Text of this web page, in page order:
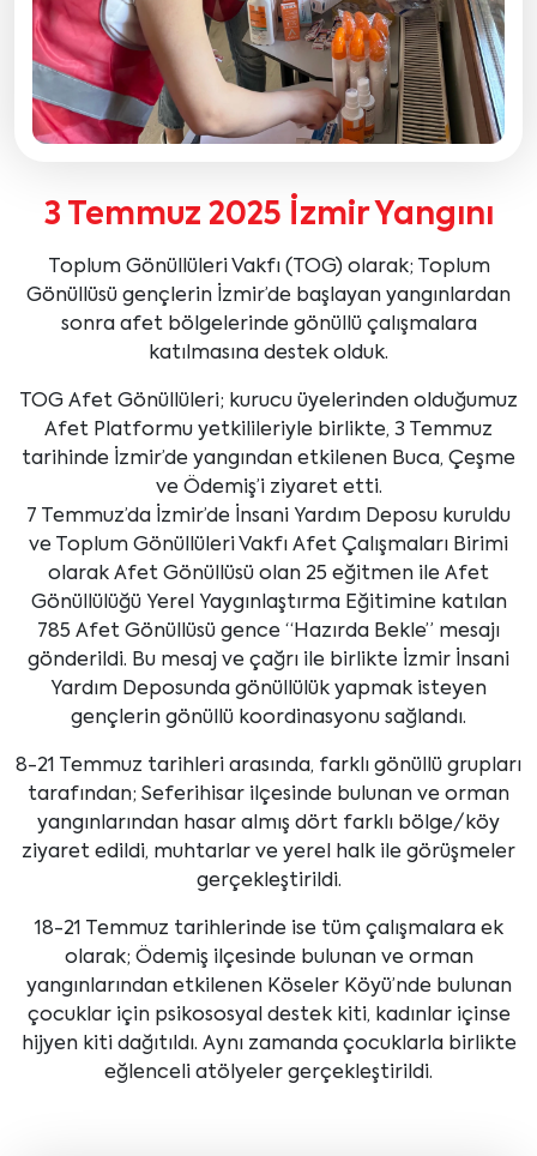
3 Temmuz 2025 İzmir Yangını
Toplum Gönüllüleri Vakfı (TOG) olarak; Toplum
Gönüllüsü gençlerin İzmir’de başlayan yangınlardan
sonra afet bölgelerinde gönüllü çalışmalara
katılmasına destek olduk.
TOG Afet Gönüllüleri; kurucu üyelerinden olduğumuz
Afet Platformu yetkilileriyle birlikte, 3 Temmuz
tarihinde İzmir’de yangından etkilenen Buca, Çeşme
ve Ödemiş’i ziyaret etti.
7 Temmuz’da İzmir’de İnsani Yardım Deposu kuruldu
ve Toplum Gönüllüleri Vakfı Afet Çalışmaları Birimi
olarak Afet Gönüllüsü olan 25 eğitmen ile Afet
Gönüllülüğü Yerel Yaygınlaştırma Eğitimine katılan
785 Afet Gönüllüsü gence “Hazırda Bekle” mesajı
gönderildi. Bu mesaj ve çağrı ile birlikte İzmir İnsani
Yardım Deposunda gönüllülük yapmak isteyen
gençlerin gönüllü koordinasyonu sağlandı.
8-21 Temmuz tarihleri arasında, farklı gönüllü grupları
tarafından; Seferihisar ilçesinde bulunan ve orman
yangınlarından hasar almış dört farklı bölge/köy
ziyaret edildi, muhtarlar ve yerel halk ile görüşmeler
gerçekleştirildi.
18-21 Temmuz tarihlerinde ise tüm çalışmalara ek
olarak; Ödemiş ilçesinde bulunan ve orman
yangınlarından etkilenen Köseler Köyü’nde bulunan
çocuklar için psikososyal destek kiti, kadınlar içinse
hijyen kiti dağıtıldı. Aynı zamanda çocuklarla birlikte
eğlenceli atölyeler gerçekleştirildi.